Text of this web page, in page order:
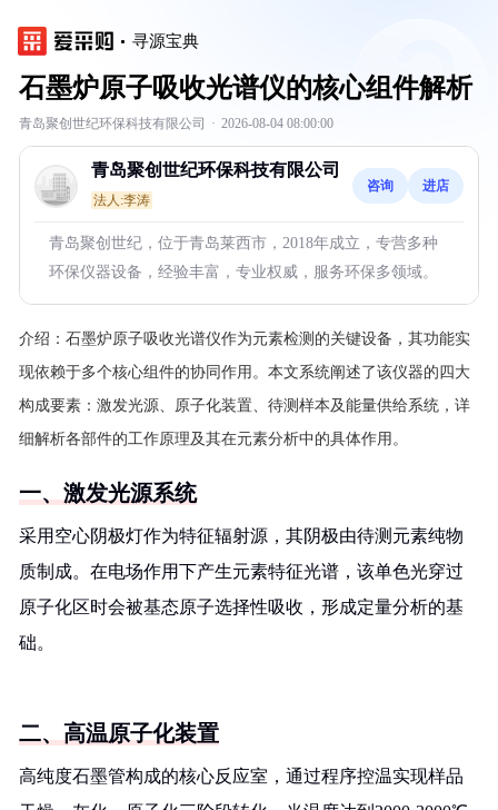
寻源宝典
石墨炉原子吸收光谱仪的核心组件解析
青岛聚创世纪环保科技有限公司 · 2026-08-04 08:00:00
青岛聚创世纪环保科技有限公司
法人:李涛
咨询 进店
青岛聚创世纪，位于青岛莱西市，2018年成立，专营多种
环保仪器设备，经验丰富，专业权威，服务环保多领域。
介绍： 石墨炉原子吸收光谱仪作为元素检测的关键设备，其功能实
现依赖于多个核心组件的协同作用。本文系统阐述了该仪器的四大
构成要素：激发光源、原子化装置、待测样本及能量供给系统，详
细解析各部件的工作原理及其在元素分析中的具体作用。
一、激发光源系统
采用空心阴极灯作为特征辐射源，其阴极由待测元素纯物
质制成。在电场作用下产生元素特征光谱，该单色光穿过
原子化区时会被基态原子选择性吸收，形成定量分析的基
础。
二、高温原子化装置
高纯度石墨管构成的核心反应室，通过程序控温实现样品